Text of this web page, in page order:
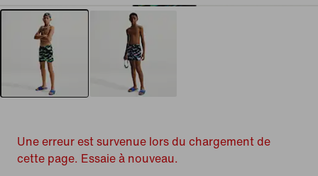
Une erreur est survenue lors du chargement de
cette page. Essaie à nouveau.